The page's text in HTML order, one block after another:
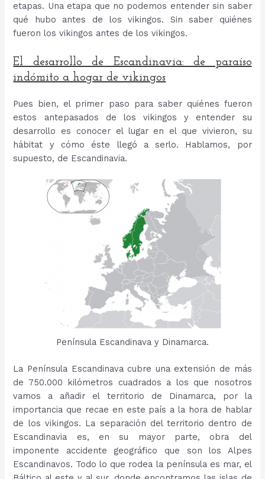
etapas. Una etapa que no podemos entender sin saber
qué hubo antes de los vikingos. Sin saber quiénes
fueron los vikingos antes de los vikingos.
El desarrollo de Escandinavia: de paraíso
indómito a hogar de vikingos
Pues bien, el primer paso para saber quiénes fueron
estos antepasados de los vikingos y entender su
desarrollo es conocer el lugar en el que vivieron, su
hábitat y cómo éste llegó a serlo. Hablamos, por
supuesto, de Escandinavia.
Península Escandinava y Dinamarca.
La Península Escandinava cubre una extensión de más
de 750.000 kilómetros cuadrados a los que nosotros
vamos a añadir el territorio de Dinamarca, por la
importancia que recae en este país a la hora de hablar
de los vikingos. La separación del territorio dentro de
Escandinavia es, en su mayor parte, obra del
imponente accidente geográfico que son los Alpes
Escandinavos. Todo lo que rodea la península es mar, el